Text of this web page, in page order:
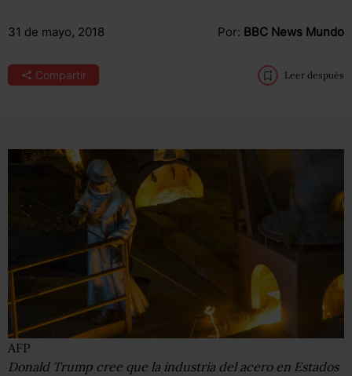
31 de mayo, 2018 Por: BBC News Mundo
Compartir Leer después
AFP
Donald Trump cree que la industria del acero en Estados